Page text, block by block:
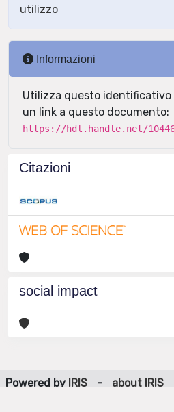
utilizzo
Informazioni
Utilizza questo identificativo
un link a questo documento:
https://hdl.handle.net/
Citazioni
social impact
Powered by IRIS - about IRIS